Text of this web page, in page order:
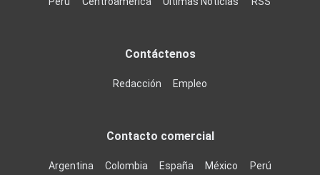
Contáctenos
Redacción Empleo
Contacto comercial
Argentina Colombia España México Perú